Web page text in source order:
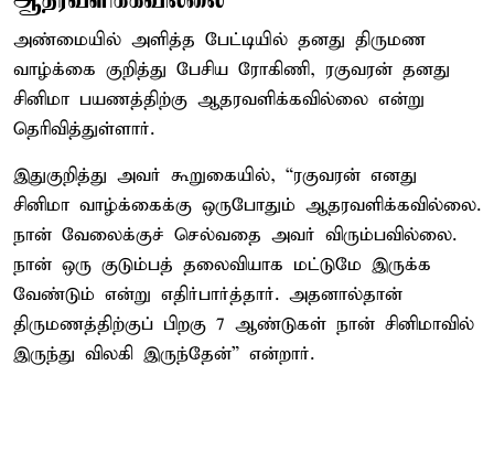
அண்மையில் அளித்த பேட்டியில் தனது திருமண
வாழ்க்கை குறித்து பேசிய ரோகிணி, ரகுவரன் தனது
சினிமா பயணத்திற்கு ஆதரவளிக்கவில்லை என்று
தெரிவித்துள்ளார்.
இதுகுறித்து அவர் கூறுகையில், “ரகுவரன் எனது
சினிமா வாழ்க்கைக்கு ஒருபோதும் ஆதரவளிக்கவில்லை.
நான் வேலைக்குச் செல்வதை அவர் விரும்பவில்லை.
நான் ஒரு குடும்பத் தலைவியாக மட்டுமே இருக்க
வேண்டும் என்று எதிர்பார்த்தார். அதனால்தான்
திருமணத்திற்குப் பிறகு 7 ஆண்டுகள் நான் சினிமாவில்
இருந்து விலகி இருந்தேன்” என்றார்.